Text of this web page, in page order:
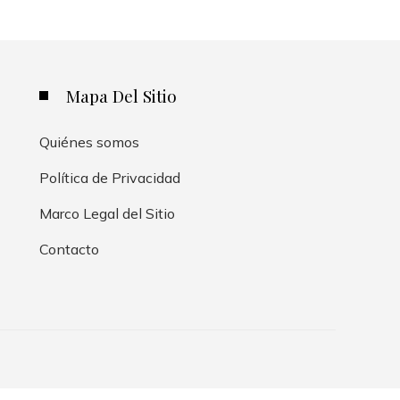
Mapa Del Sitio
Quiénes somos
Política de Privacidad
Marco Legal del Sitio
Contacto